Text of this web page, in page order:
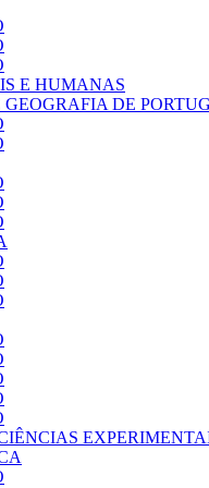
E HUMANAS
GEOGRAFIA DE